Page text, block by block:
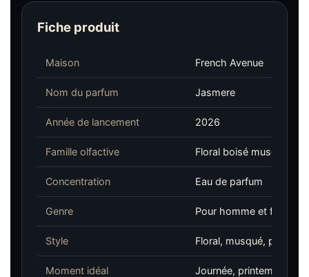
Fiche produit
Maison French Avenue
Nom du parfum Jasmere
Année de lancement 2026
Famille olfactive Floral boisé musqué
Concentration Eau de parfum
Genre Pour homme et femme
Style Floral, musqué, poudré,
Moment idéal Journée, printemps,